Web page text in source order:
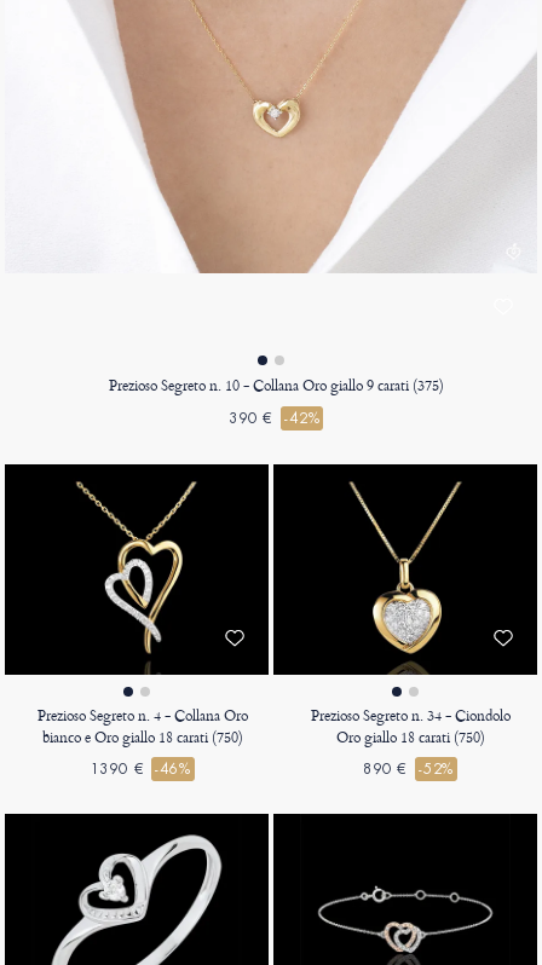
Prezioso Segreto n. 10 - Collana Oro giallo 9 carati (375)
390 € -42%
Prezioso Segreto n. 4 - Collana Oro
bianco e Oro giallo 18 carati (750)
1390 € -46%
Prezioso Segreto n. 34 - Ciondolo
Oro giallo 18 carati (750)
890 € -52%